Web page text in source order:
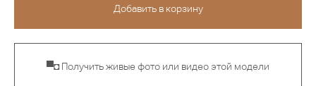
▀◘ Получить живые фото или видео этой модели